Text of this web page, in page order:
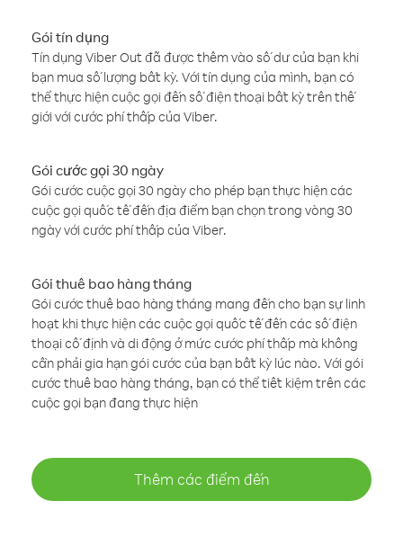
Gói tín dụng
Tín dụng Viber Out đã được thêm vào số dư của bạn khi
bạn mua số lượng bất kỳ. Với tín dụng của mình, bạn có
thể thực hiện cuộc gọi đến số điện thoại bất kỳ trên thế
giới với cước phí thấp của Viber.
Gói cước gọi 30 ngày
Gói cước cuộc gọi 30 ngày cho phép bạn thực hiện các
cuộc gọi quốc tế đến địa điểm bạn chọn trong vòng 30
ngày với cước phí thấp của Viber.
Gói thuê bao hàng tháng
Gói cước thuê bao hàng tháng mang đến cho bạn sự linh
hoạt khi thực hiện các cuộc gọi quốc tế đến các số điện
thoại cố định và di động ở mức cước phí thấp mà không
cần phải gia hạn gói cước của bạn bất kỳ lúc nào. Với gói
cước thuê bao hàng tháng, bạn có thể tiết kiệm trên các
cuộc gọi bạn đang thực hiện
Thêm các điểm đến